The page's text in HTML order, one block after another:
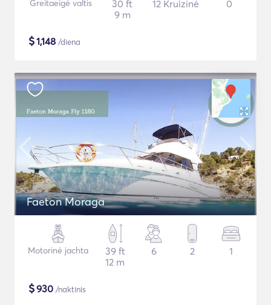
Greitaeigė valtis
30 ft
9 m
12 Kruizinė 0
$1,148 /diena
Faeton Moraga
Motorinė jachta
39 ft
12 m
6 2 1
$930 /naktinis